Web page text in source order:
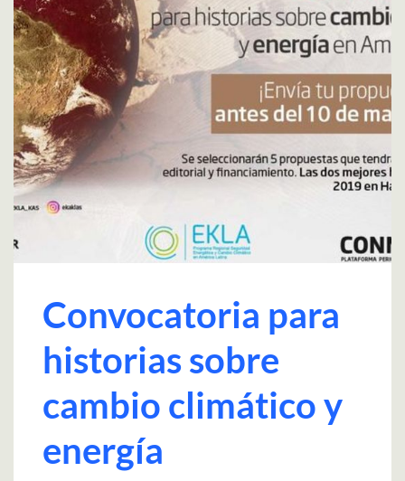
Convocatoria para
historias sobre
cambio climático y
energía